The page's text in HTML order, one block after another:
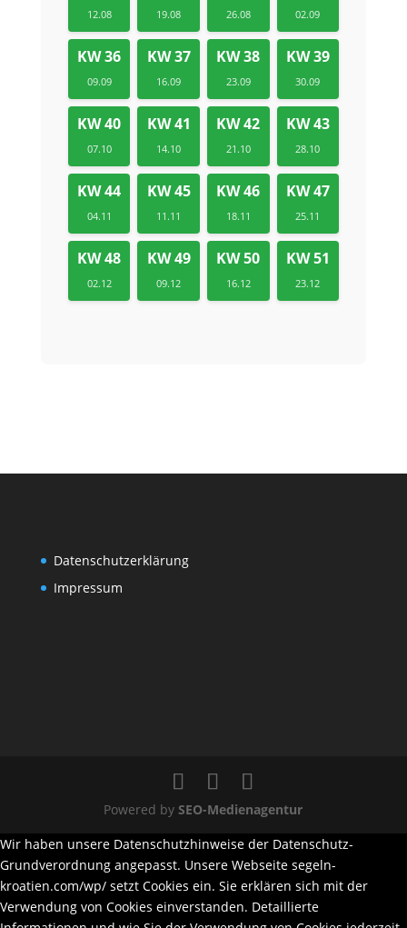
12.08 19.08 26.08 02.09
KW 36
09.09
KW 37
16.09
KW 38
23.09
KW 39
30.09
KW 40
07.10
KW 41
14.10
KW 42
21.10
KW 43
28.10
KW 44
04.11
KW 45
11.11
KW 46
18.11
KW 47
25.11
KW 48
02.12
KW 49
09.12
KW 50
16.12
KW 51
23.12
Datenschutzerklärung
Impressum
Powered bySEO-Medienagentur
Wir haben unsere Datenschutzhinweise der Datenschutz-
Grundverordnung angepasst. Unsere Webseite segeln-
kroatien.com/wp/ setzt Cookies ein. Sie erklären sich mit der
Verwendung von Cookies einverstanden. Detaillierte